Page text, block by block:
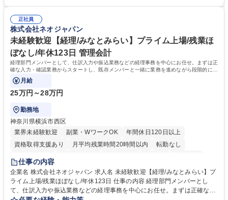
道路施設や道路工事現場の見学ツアー事業 ※入社後は上記いずれかの部門
へ配属。※業務内容変更の範囲：会社の定める業務 募集職種 【都庁グル
ープ】総合職（事務）◇残業月平均9時間未満／有給年平均16日取得
部門など多岐に渡る業務を経験できます。 ■様々なプロジェクト：駐車場
事業の他、新宿駅西口広場内に設置された照明を兼ねた広告「ブライトサ
イン」の管理運営を行うなど、事業収益を生み出す活動を積極的に行って
います。 学歴・資格 学歴：大学院 大学 高専 短大 専修学校 高校 語学力：
資格：
正社員
株式会社ネオジャパン
未経験歓迎【経理/みなとみらい】プライム上場/残業ほ
ぼなし/年休123日 管理会計
経理部門メンバーとして、仕訳入力や振込業務などの経理事務を中心にお任せ。まずは正
確な入力・確認業務からスタートし、既存メンバーと一緒に業務を進めながら段階的に経
理知識を身につけていただきます。
月給
25万円～28万円
勤務地
神奈川県横浜市西区
業界未経験歓迎
副業・WワークOK
年間休日120日以上
資格取得支援あり
月平均残業時間20時間以内
転勤なし
未経験者歓迎
完全週休2日制
交通費支給 駅近5分以内 土日祝休み
服装自由
寮・社宅あり
仕事の内容
企業名 株式会社ネオジャパン 求人名 未経験歓迎【経理/みなとみらい】プ
ライム上場/残業ほぼなし/年休123日 仕事の内容 経理部門メンバーとし
て、仕訳入力や振込業務などの経理事務を中心にお任せ。まずは正確な入